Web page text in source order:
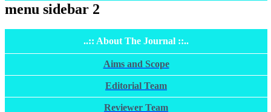
menu sidebar 2
..:: About The Journal ::..
Aims and Scope
Editorial Team
Reviewer Team